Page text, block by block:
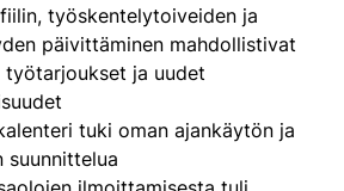
työskentelytoiveiden ja
päivittäminen mahdollistivat
työtarjoukset ja uudet
tuki oman ajankäytön ja
suunnittelua